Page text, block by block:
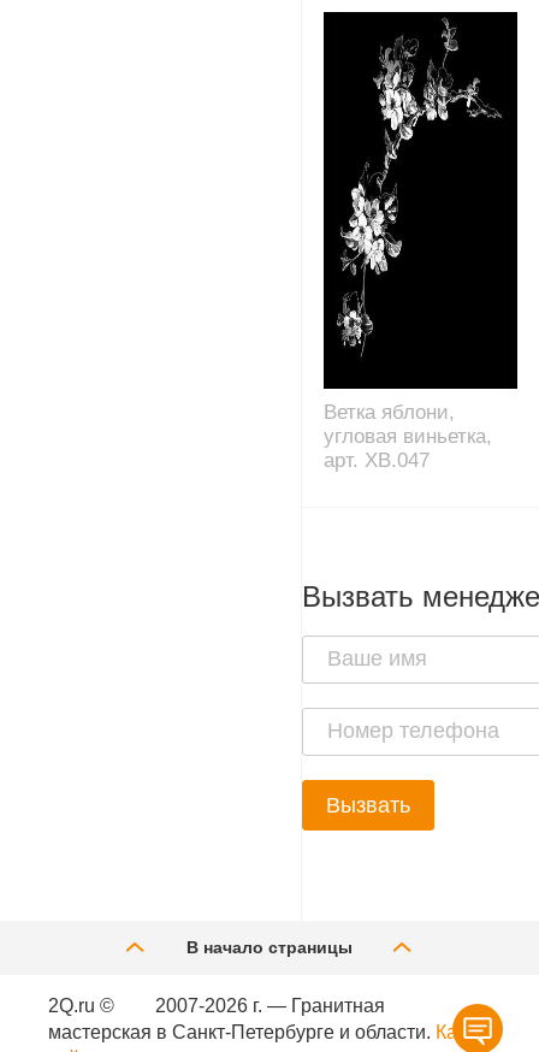
Ветка яблони,
угловая виньетка,
арт. XB.047
Вызвать
Вызвать
В начало страницы
2Q.ru ©
2007-2026 г. — Гранитная
мастерская в Санкт-Петербурге и области. Карта